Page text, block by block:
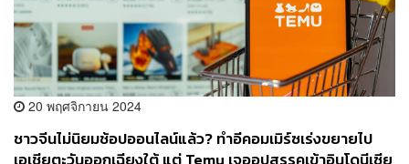
20 พฤศจิกายน 2024
ชาวจีนไม่นิยมช้อปออนไลน์แล้ว? ทำอีคอมเมิร์ซเร่งขยายไป